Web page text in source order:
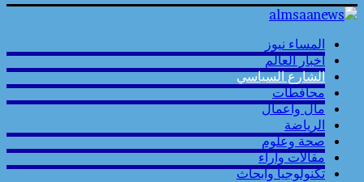
المساء نيوز
أخبار العالم
الشارع السياسي
محافطات
مال واعمال
الرياضة
صحة وعلوم
مقالات وارآء
تكنولوجيا وابحاث